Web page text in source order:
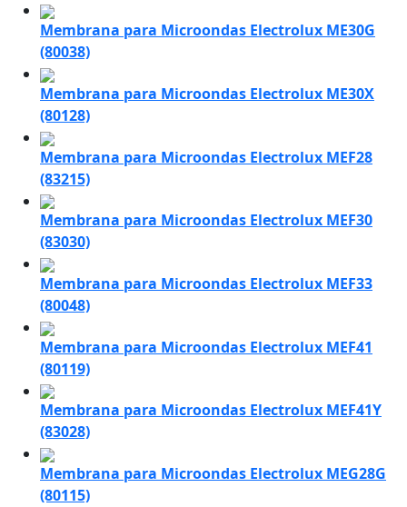
Membrana para Microondas Electrolux ME30G
(80038)
Membrana para Microondas Electrolux ME30X
(80128)
Membrana para Microondas Electrolux MEF28
(83215)
Membrana para Microondas Electrolux MEF30
(83030)
Membrana para Microondas Electrolux MEF33
(80048)
Membrana para Microondas Electrolux MEF41
(80119)
Membrana para Microondas Electrolux MEF41Y
(83028)
Membrana para Microondas Electrolux MEG28G
(80115)